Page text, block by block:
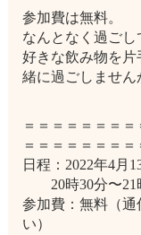
参加費は無料。
なんとなく過ごし
好きな飲み物を
緒に過ごしません
＝＝＝＝＝＝＝
＝＝＝＝＝＝＝＝
日程：2022年4月
20時30分〜21時
参加費：無料（通
い）